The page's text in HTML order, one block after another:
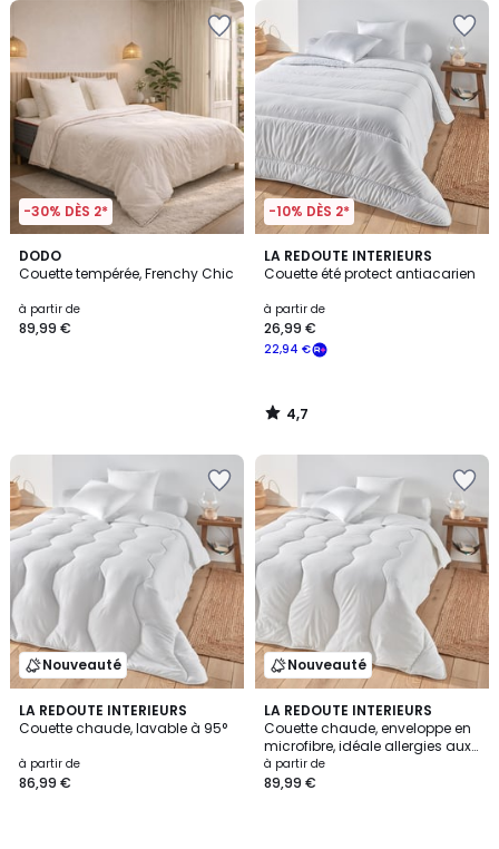
-30% DÈS 2*
DODO
Couette tempérée, Frenchy Chic
à partir de
89,99 €
-10% DÈS 2*
LA REDOUTE INTERIEURS
Couette été protect antiacarien
à partir de
22,94 €
26,99 €
4,7
/ 5
4,7
/
Nouveauté
LA REDOUTE INTERIEURS
Couette chaude, lavable à 95°
à partir de
86,99 €
Nouveauté
LA REDOUTE INTERIEURS
Couette chaude, enveloppe en
microfibre, idéale allergies aux
acariens
à partir de
89,99 €